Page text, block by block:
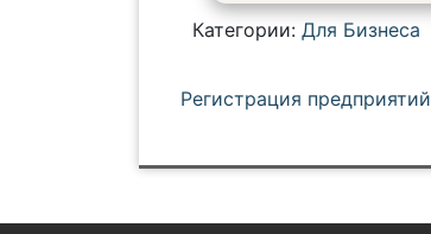
Категории: Для Бизнеса
Н
Регистрация предприятий